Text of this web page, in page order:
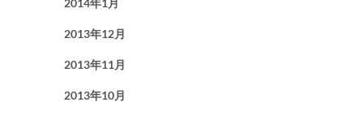
2014年1月
2013年12月
2013年11月
2013年10月